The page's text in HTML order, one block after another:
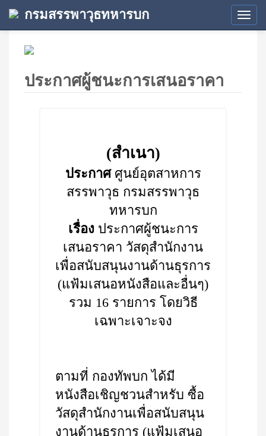
กรมสรรพาวุธทหารบก
ประกาศผู้ชนะการเสนอราคา
(สำเนา)
ประกาศศูนย์อุตสาหการ
สรรพาวุธ กรมสรรพาวุธ
ทหารบก
เรื่อง ประกาศผู้ชนะการ
เสนอราคา วัสดุสำนักงาน
เพื่อสนับสนุนงานด้านธุรการ
(แฟ้มเสนอหนังสือและอื่นๆ)
รวม 16 รายการ โดยวิธี
เฉพาะเจาะจง
ตามที่ กองทัพบก ได้มี
หนังสือเชิญชวนสำหรับ ซื้อ
วัสดุสำนักงานเพื่อสนับสนุน
งานด้านธุรการ (แฟ้มเสนอ